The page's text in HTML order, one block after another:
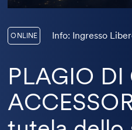
ONLINE Info: Ingresso
PLAGIO DI